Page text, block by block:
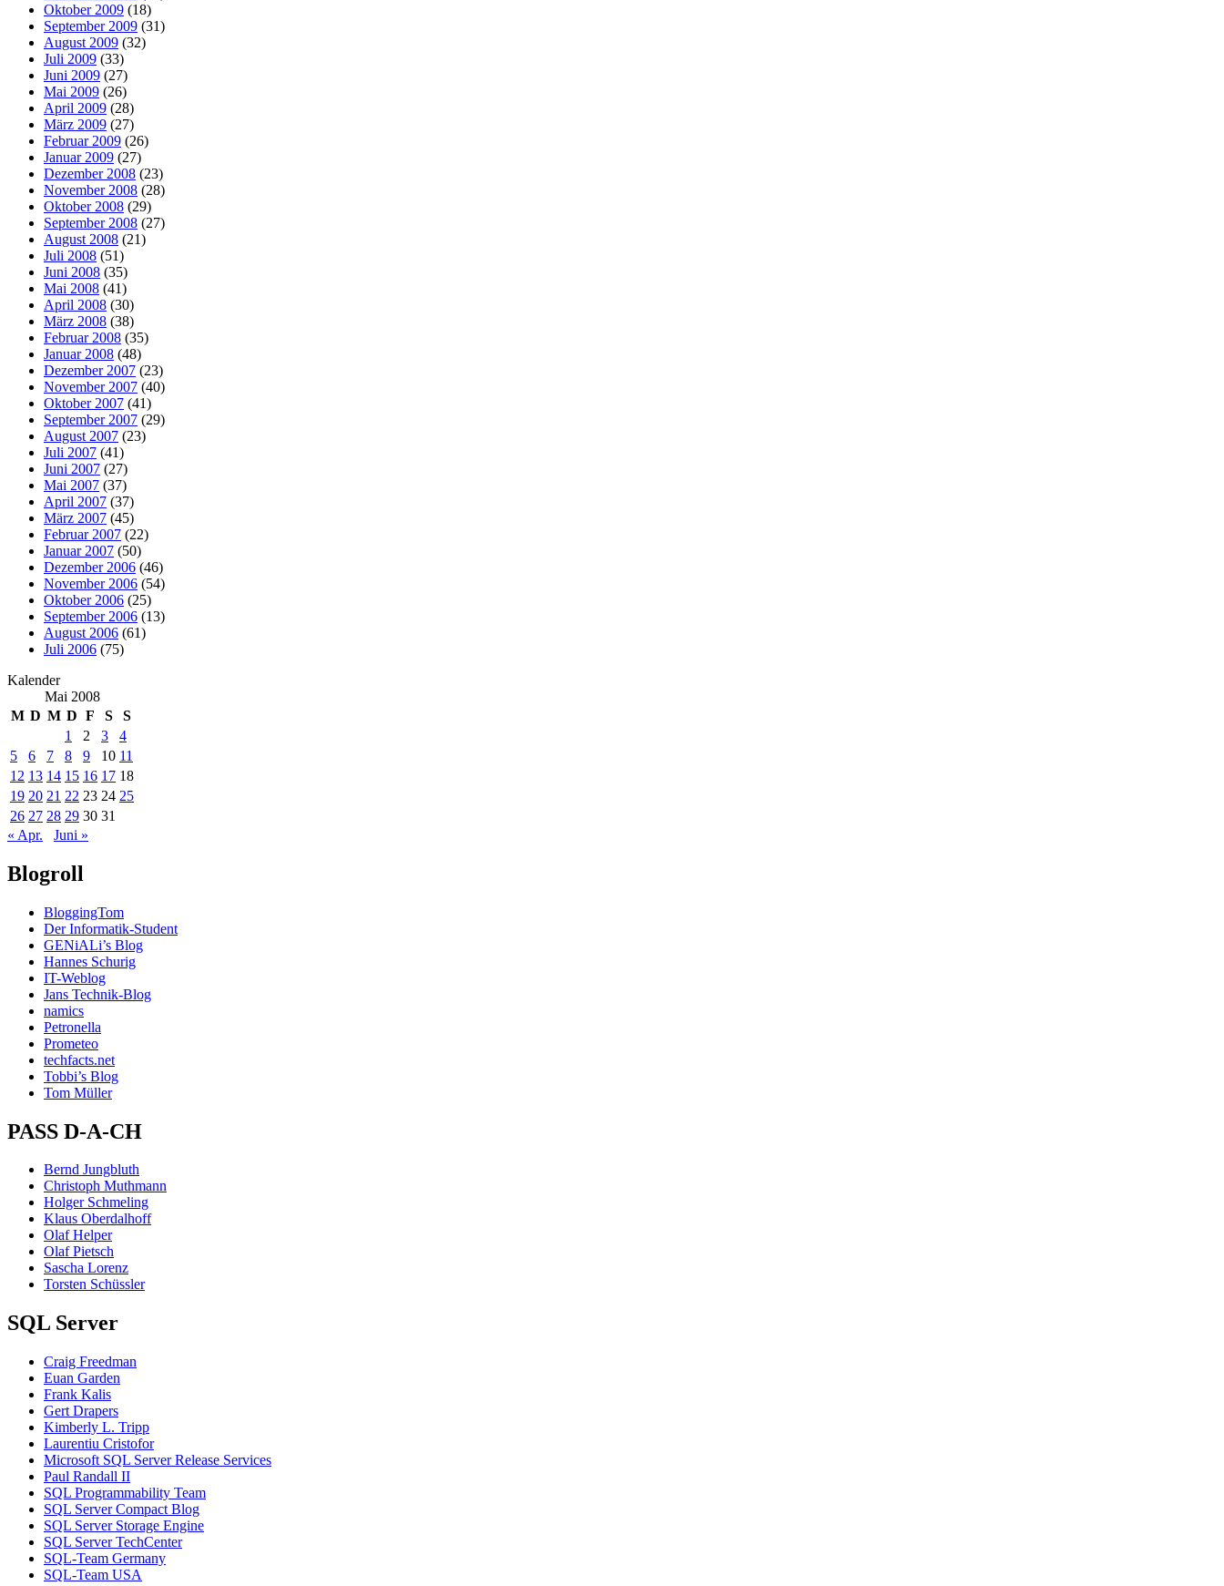
Oktober 2009 (18)
September 2009 (31)
August 2009 (32)
Juli 2009 (33)
Juni 2009 (27)
Mai 2009 (26)
April 2009 (28)
März 2009 (27)
Februar 2009 (26)
Januar 2009 (27)
Dezember 2008 (23)
November 2008 (28)
Oktober 2008 (29)
September 2008 (27)
August 2008 (21)
Juli 2008 (51)
Juni 2008 (35)
Mai 2008 (41)
April 2008 (30)
März 2008 (38)
Februar 2008 (35)
Januar 2008 (48)
Dezember 2007 (23)
November 2007 (40)
Oktober 2007 (41)
September 2007 (29)
August 2007 (23)
Juli 2007 (41)
Juni 2007 (27)
Mai 2007 (37)
April 2007 (37)
März 2007 (45)
Februar 2007 (22)
Januar 2007 (50)
Dezember 2006 (46)
November 2006 (54)
Oktober 2006 (25)
September 2006 (13)
August 2006 (61)
Juli 2006 (75)
Kalender
Mai 2008
M D M D F S
S
1
2 3
4
5
6 7 8 9 10 11
12 13 14 15 16 17 18
19 20 21 22 23 24 25
26 27 28 29 30 31
« Apr.
Juni »
Blogroll
BloggingTom
Der Informatik-Student
GENiALi’s Blog
Hannes Schurig
IT-Weblog
Jans Technik-Blog
namics
Petronella
Prometeo
techfacts.net
Tobbi’s Blog
Tom Müller
PASS D-A-CH
Bernd Jungbluth
Christoph Muthmann
Holger Schmeling
Klaus Oberdalhoff
Olaf Helper
Olaf Pietsch
Sascha Lorenz
Torsten Schüssler
SQL Server
Craig Freedman
Euan Garden
Frank Kalis
Gert Drapers
Kimberly L. Tripp
Laurentiu Cristofor
Microsoft SQL Server Release Services
Paul Randall II
SQL Programmability Team
SQL Server Compact Blog
SQL Server Storage Engine
SQL Server TechCenter
SQL-Team Germany
SQL-Team USA